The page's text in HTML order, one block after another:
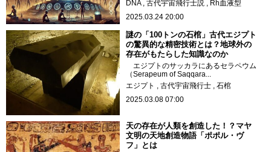
DNA 古代宇宙飛行士説
Rh血液型
2025.03.24 20:00
謎の「100トンの石棺」古代エジプト
の驚異的な精密技術とは？地球外の
存在がもたらした知識なのか
エジプトのサッカラにあるセラペウム
（Serapeum of Saqqara...
エジプト
古代宇宙飛行士
石棺
2025.03.08 07:00
天の存在が人類を創造した！？マヤ
文明の天地創造物語「ポポル・ヴ
フ」とは